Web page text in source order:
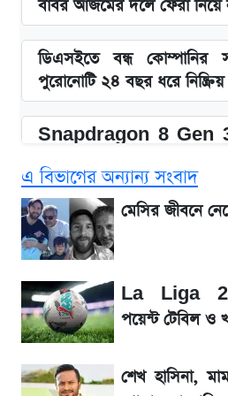
বাবর আজমের দলে ফেরা
ডিএসইতে বন্ধ কোম্পানির
পুরোনোটি ২৪ বছর ধরে নিষ্ক্রিয়
Snapdragon 8 Gen
SSC Result 2026: যে ৩
ফল
১৮০ দিনের মূল্যায়ন শেষে
জেনে নিন আজকের সোনা ও
এ বিভাগের অন্যান্য সংবাদ
মেসির জীবনে
La Liga
পয়েন্ট টেবিল ও
শেখ হাসিনা,